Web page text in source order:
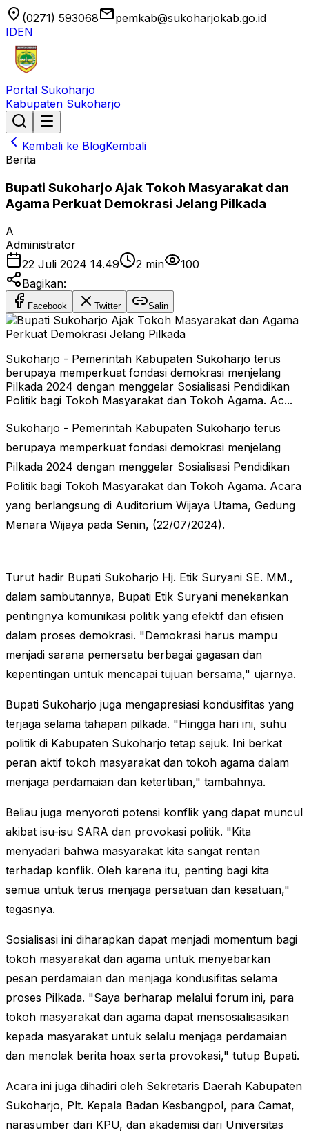
location_on (0271) 593068emailpemkab@sukoharjokab.go.id
IDEN
Portal Sukoharjo
Kabupaten Sukoharjo
Kembali ke BlogKembali
Berita
Bupati Sukoharjo Ajak Tokoh Masyarakat dan
Agama Perkuat Demokrasi Jelang Pilkada
A
Administrator
22 Juli 2024 14.49
2 min
100
Bagikan:
Facebook Twitter Salin
Sukoharjo - Pemerintah Kabupaten Sukoharjo terus
berupaya memperkuat fondasi demokrasi menjelang
Pilkada 2024 dengan menggelar Sosialisasi Pendidikan
Politik bagi Tokoh Masyarakat dan Tokoh Agama. Ac...
Sukoharjo - Pemerintah Kabupaten Sukoharjo terus
berupaya memperkuat fondasi demokrasi menjelang
Pilkada 2024 dengan menggelar Sosialisasi Pendidikan
Politik bagi Tokoh Masyarakat dan Tokoh Agama. Acara
yang berlangsung di Auditorium Wijaya Utama, Gedung
Menara Wijaya pada Senin, (22/07/2024).
Turut hadir Bupati Sukoharjo Hj. Etik Suryani SE. MM.,
dalam sambutannya, Bupati Etik Suryani menekankan
pentingnya komunikasi politik yang efektif dan efisien
dalam proses demokrasi. "Demokrasi harus mampu
menjadi sarana pemersatu berbagai gagasan dan
kepentingan untuk mencapai tujuan bersama," ujarnya.
Bupati Sukoharjo juga mengapresiasi kondusifitas yang
terjaga selama tahapan pilkada. "Hingga hari ini, suhu
politik di Kabupaten Sukoharjo tetap sejuk. Ini berkat
peran aktif tokoh masyarakat dan tokoh agama dalam
menjaga perdamaian dan ketertiban," tambahnya.
Beliau juga menyoroti potensi konflik yang dapat muncul
akibat isu-isu SARA dan provokasi politik. "Kita
menyadari bahwa masyarakat kita sangat rentan
terhadap konflik. Oleh karena itu, penting bagi kita
semua untuk terus menjaga persatuan dan kesatuan,"
tegasnya.
Sosialisasi ini diharapkan dapat menjadi momentum bagi
tokoh masyarakat dan agama untuk menyebarkan
pesan perdamaian dan menjaga kondusifitas selama
proses Pilkada. "Saya berharap melalui forum ini, para
tokoh masyarakat dan agama dapat mensosialisasikan
kepada masyarakat untuk selalu menjaga perdamaian
dan menolak berita hoax serta provokasi," tutup Bupati.
Acara ini juga dihadiri oleh Sekretaris Daerah Kabupaten
Sukoharjo, Plt. Kepala Badan Kesbangpol, para Camat,
narasumber dari KPU, dan akademisi dari Universitas